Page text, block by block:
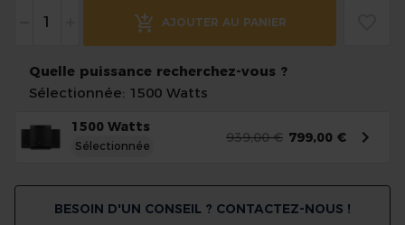
Quelle puissance recherchez-vous ?
Sélectionnée: 1500 Watts
1500 Watts
Sélectionnée
799,00 €
939,00 €
AJOUTER AU PANIER
BESOIN D'UN CONSEIL ? CONTACTEZ-NOUS !
gallery